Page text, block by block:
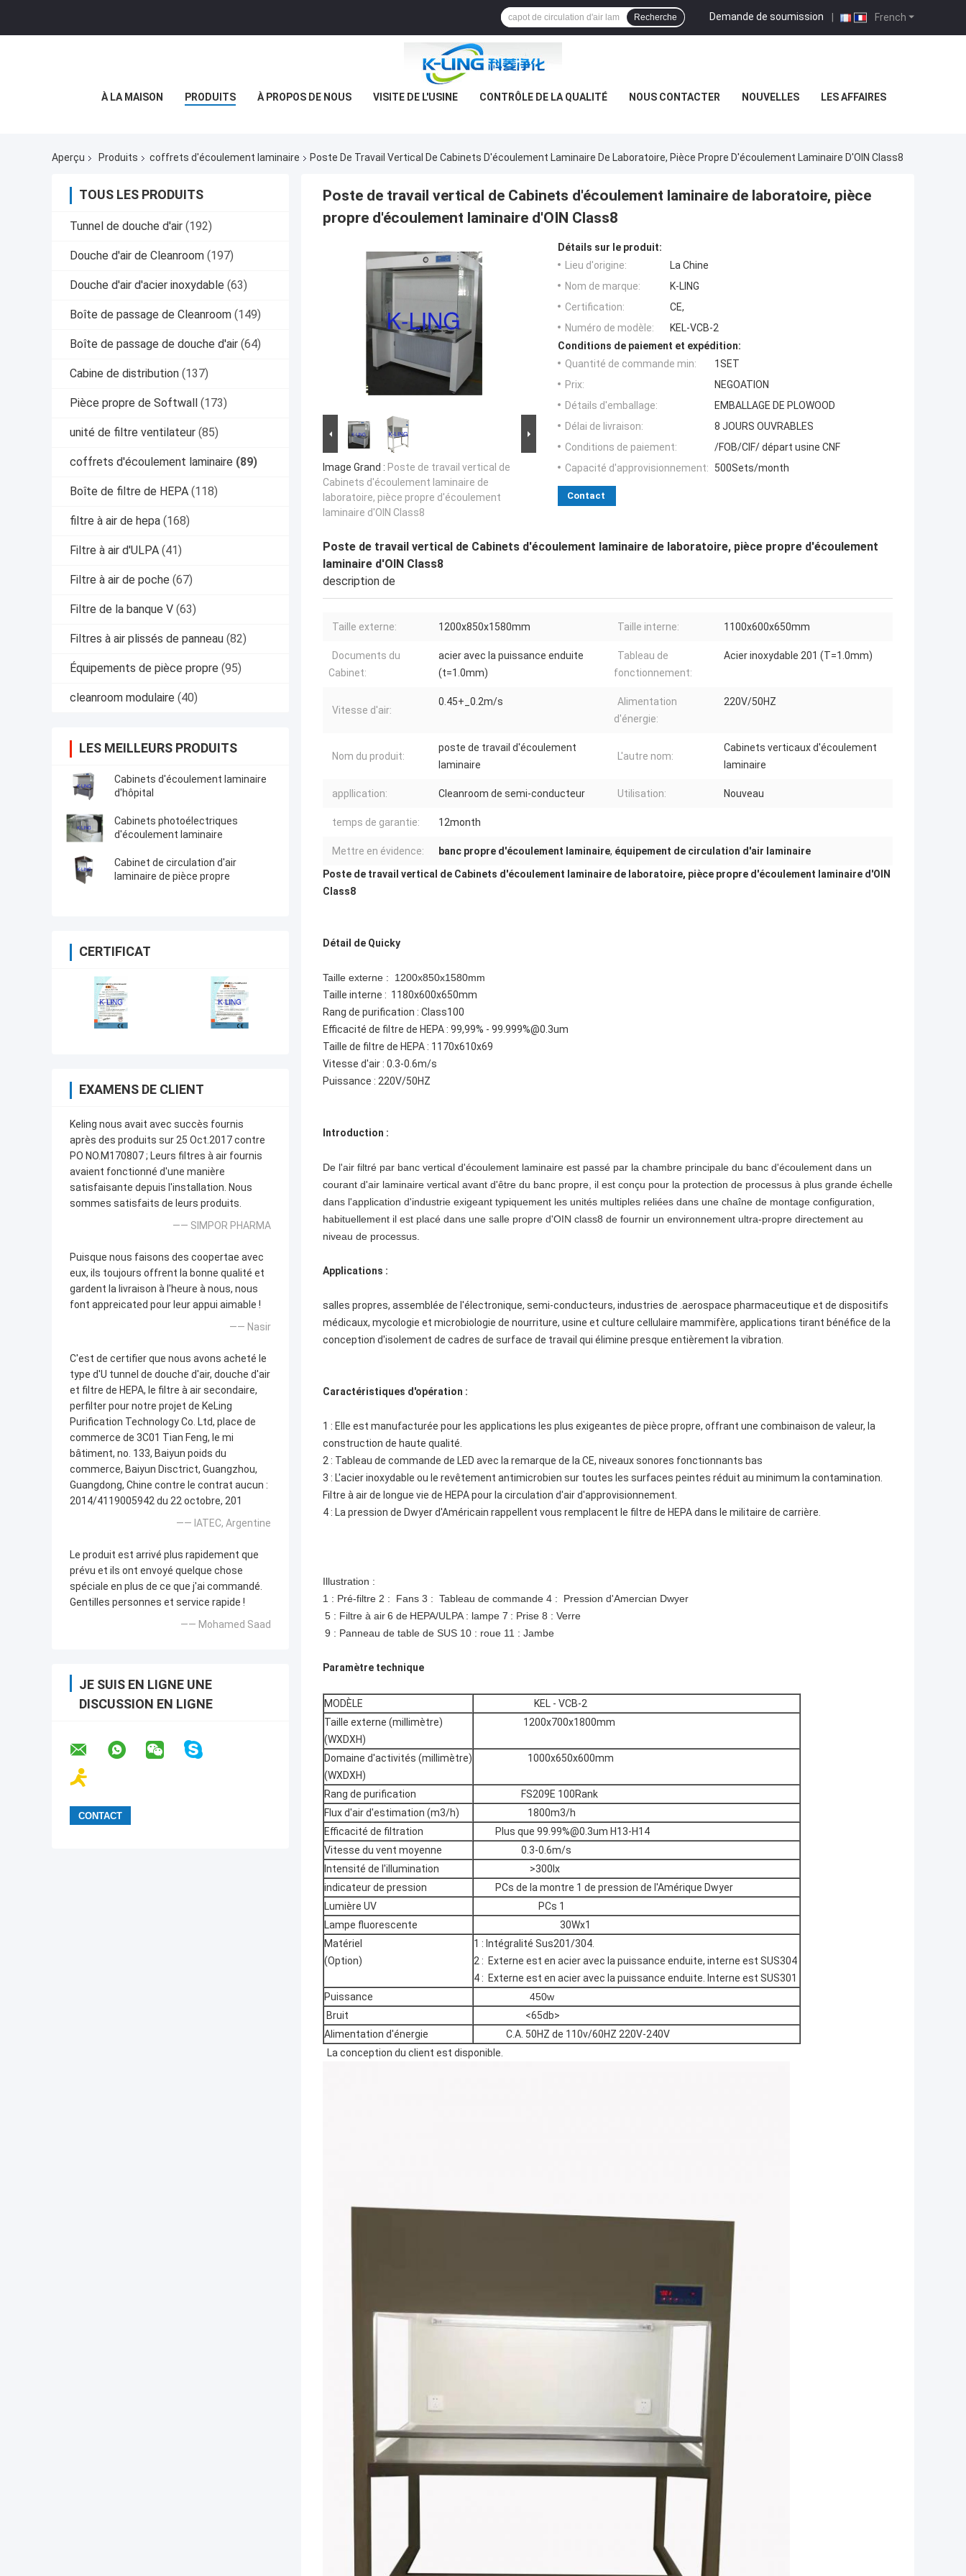
French
Demande de soumission |
Recherche
À LA MAISON PRODUITS À PROPOS DE NOUS VISITE DE L'USINE CONTRÔLE DE LA QUALITÉ NOUS CONTACTER NOUVELLES LES AFFAIRES
Aperçu Produits coffrets d'écoulement laminaire Poste De Travail Vertical De Cabinets D'écoulement Laminaire De Laboratoire, Pièce Propre D'écoulement Laminaire D'OIN Class8
TOUS LES PRODUITS
Tunnel de douche d'air (192)
Douche d'air de Cleanroom (197)
Douche d'air d'acier inoxydable (63)
Boîte de passage de Cleanroom (149)
Boîte de passage de douche d'air (64)
Cabine de distribution (137)
Pièce propre de Softwall (173)
unité de filtre ventilateur (85)
coffrets d'écoulement laminaire (89)
Boîte de filtre de HEPA (118)
filtre à air de hepa (168)
Filtre à air d'ULPA (41)
Filtre à air de poche (67)
Filtre de la banque V (63)
Filtres à air plissés de panneau (82)
Équipements de pièce propre (95)
cleanroom modulaire (40)
LES MEILLEURS PRODUITS
Cabinets d'écoulement laminaire
d'hôpital
Cabinets photoélectriques
d'écoulement laminaire
Cabinet de circulation d'air
laminaire de pièce propre
CERTIFICAT
EXAMENS DE CLIENT
Keling nous avait avec succès fournis
après des produits sur 25 Oct.2017 contre
PO NO.M170807 ; Leurs filtres à air fournis
avaient fonctionné d'une manière
satisfaisante depuis l'installation. Nous
sommes satisfaits de leurs produits.
—— SIMPOR PHARMA
Puisque nous faisons des coopertae avec
eux, ils toujours offrent la bonne qualité et
gardent la livraison à l'heure à nous, nous
font appreicated pour leur appui aimable !
—— Nasir
C'est de certifier que nous avons acheté le
type d'U tunnel de douche d'air, douche d'air
et filtre de HEPA, le filtre à air secondaire,
perfilter pour notre projet de KeLing
Purification Technology Co. Ltd, place de
commerce de 3C01 Tian Feng, le mi
bâtiment, no. 133, Baiyun poids du
commerce, Baiyun Disctrict, Guangzhou,
Guangdong, Chine contre le contrat aucun :
2014/4119005942 du 22 octobre, 201
—— IATEC, Argentine
Le produit est arrivé plus rapidement que
prévu et ils ont envoyé quelque chose
spéciale en plus de ce que j'ai commandé.
Gentilles personnes et service rapide !
—— Mohamed Saad
JE SUIS EN LIGNE UNE
DISCUSSION EN LIGNE
Poste de travail vertical de Cabinets d'écoulement laminaire de laboratoire, pièce
propre d'écoulement laminaire d'OIN Class8
Image Grand : Poste de travail vertical de
Cabinets d'écoulement laminaire de
laboratoire, pièce propre d'écoulement
laminaire d'OIN Class8
Détails sur le produit:
Lieu d'origine:
La Chine
Nom de marque:
K-LING
Certification:
CE,
Numéro de modèle:
KEL-VCB-2
Conditions de paiement et expédition:
Quantité de commande min:
1SET
Prix:
NEGOATION
Détails d'emballage:
EMBALLAGE DE PLOWOOD
Délai de livraison:
8 JOURS OUVRABLES
Conditions de paiement:
/FOB/CIF/ départ usine CNF
Capacité d'approvisionnement:
500Sets/month
Contact
Poste de travail vertical de Cabinets d'écoulement laminaire de laboratoire, pièce propre d'écoulement
laminaire d'OIN Class8
description de
Taille externe: 1200x850x1580mm Taille interne: 1100x600x650mm
Documents du
Cabinet:
acier avec la puissance enduite
(t=1.0mm)
Tableau de
fonctionnement:
Acier inoxydable 201 (T=1.0mm)
Vitesse d'air:
0.45+_0.2m/s
Alimentation
d'énergie:
220V/50HZ
Nom du produit:
poste de travail d'écoulement
laminaire
L'autre nom:
Cabinets verticaux d'écoulement
laminaire
appllication: Cleanroom de semi-conducteur Utilisation: Nouveau
temps de garantie: 12month
Mettre en évidence: banc propre d'écoulement laminaire, équipement de circulation d'air laminaire
Poste de travail vertical de Cabinets d'écoulement laminaire de laboratoire, pièce propre d'écoulement laminaire d'OIN
Class8
Détail de Quicky
Taille externe : 1200x850x1580mm
Taille interne : 1180x600x650mm
Rang de purification : Class100
Efficacité de filtre de HEPA : 99,99% - 99.999%@0.3um
Taille de filtre de HEPA : 1170x610x69
Vitesse d'air : 0.3-0.6m/s
Puissance : 220V/50HZ
Introduction :
De l'air filtré par banc vertical d'écoulement laminaire est passé par la chambre principale du banc d'écoulement dans un
courant d'air laminaire vertical avant d'être du banc propre, il est conçu pour la protection de processus à plus grande échelle
dans l'application d'industrie exigeant typiquement les unités multiples reliées dans une chaîne de montage configuration,
habituellement il est placé dans une salle propre d'OIN class8 de fournir un environnement ultra-propre directement au
niveau de processus.
Applications :
salles propres, assemblée de l'électronique, semi-conducteurs, industries de .aerospace pharmaceutique et de dispositifs
médicaux, mycologie et microbiologie de nourriture, usine et culture cellulaire mammifère, applications tirant bénéfice de la
conception d'isolement de cadres de surface de travail qui élimine presque entièrement la vibration.
Caractéristiques d'opération :
1 : Elle est manufacturée pour les applications les plus exigeantes de pièce propre, offrant une combinaison de valeur, la
construction de haute qualité.
2 : Tableau de commande de LED avec la remarque de la CE, niveaux sonores fonctionnants bas
3 : L'acier inoxydable ou le revêtement antimicrobien sur toutes les surfaces peintes réduit au minimum la contamination.
Filtre à air de longue vie de HEPA pour la circulation d'air d'approvisionnement.
4 : La pression de Dwyer d'Américain rappellent vous remplacent le filtre de HEPA dans le militaire de carrière.
Illustration :
1 : Pré-filtre 2 : Fans 3 : Tableau de commande 4 : Pression d'Amercian Dwyer
5 : Filtre à air6 de HEPA/ULPA : lampe 7 : Prise 8 : Verre
9 : Panneau de table de SUS 10 : roue 11 : Jambe
Paramètre technique
MODÈLE
KEL - VCB-2
Taille externe (millimètre)
(WXDXH)
1200x700x1800mm
Domaine d'activités (millimètre)
(WXDXH)
1000x650x600mm
Rang de purification
FS209E 100Rank
Flux d'air d'estimation (m3/h)
1800m3/h
Efficacité de filtration
Plus que 99.99%@0.3um H13-H14
Vitesse du vent moyenne
0.3-0.6m/s
Intensité de l'illumination
>300lx
indicateur de pression
PCs de la montre 1 de pression de l'Amérique Dwyer
Lumière UV
PCs 1
Lampe fluorescente
30Wx1
Matériel
(Option)
1 : Intégralité Sus201/304.
2 : Externe est en acier avec la puissance enduite, interne est SUS304
4 : Externe est en acier avec la puissance enduite. Interne est SUS301
Puissance
450w
Bruit
<65db>
Alimentation d'énergie
C.A. 50HZ de 110v/60HZ 220V-240V
La conception du client est disponible.